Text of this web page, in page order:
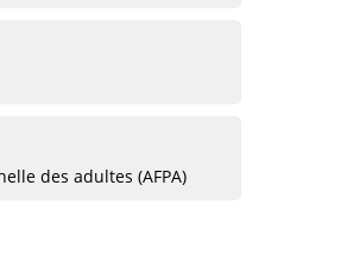
des adultes (AFPA)